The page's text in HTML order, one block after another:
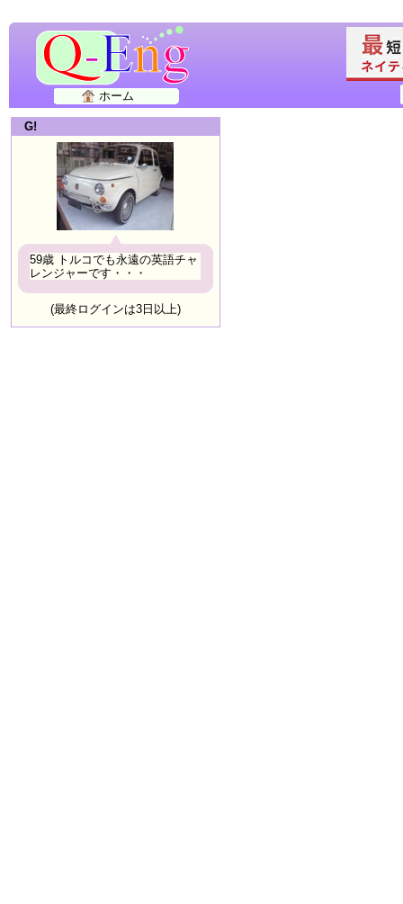
ホーム
G!
59歳 トルコでも永遠の英語チャ
レンジャーです・・・
(最終ログインは3日以上)